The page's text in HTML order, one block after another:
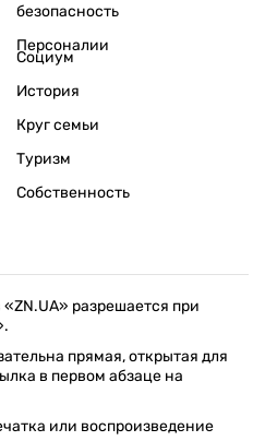
безопасность
Персоналии
Социум
История
Круг семьи
Туризм
Собственность
разрешается при
прямая, открытая для
в первом абзаце на
или воспроизведение